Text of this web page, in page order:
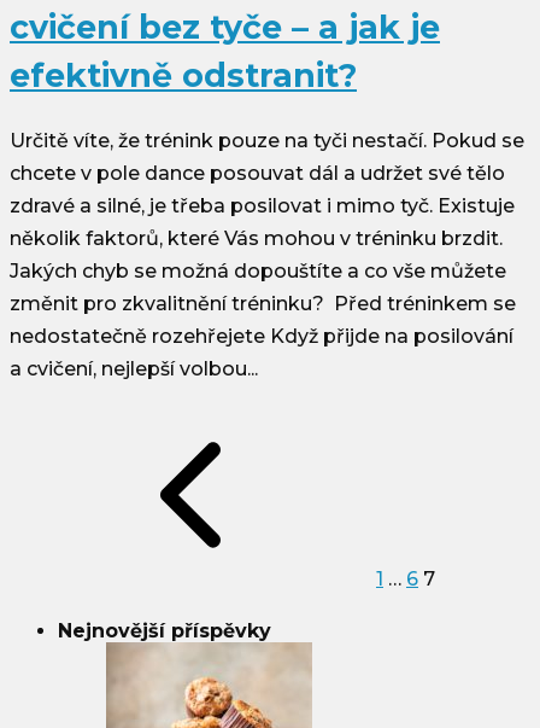
cvičení bez tyče – a jak je
efektivně odstranit?
Určitě víte, že trénink pouze na tyči nestačí. Pokud se
chcete v pole dance posouvat dál a udržet své tělo
zdravé a silné, je třeba posilovat i mimo tyč. Existuje
několik faktorů, které Vás mohou v tréninku brzdit.
Jakých chyb se možná dopouštíte a co vše můžete
změnit pro zkvalitnění tréninku? Před tréninkem se
nedostatečně rozehřejete Když přijde na posilování
a cvičení, nejlepší volbou...
1 … 6 7
Nejnovější příspěvky